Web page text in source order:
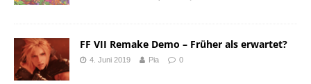
FF VII Remake Demo – Früher als erwartet?
4. Juni 2019 Pia 0